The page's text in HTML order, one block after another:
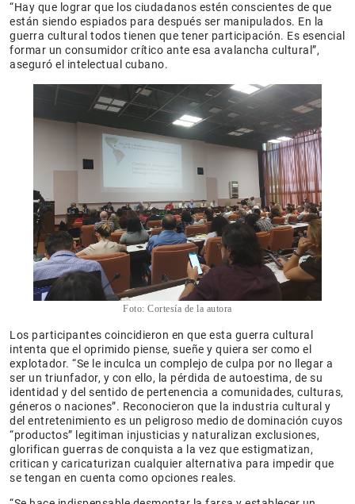
“Hay que lograr que los ciudadanos estén conscientes de que
están siendo espiados para después ser manipulados. En la
guerra cultural todos tienen que tener participación. Es esencial
formar un consumidor crítico ante esa avalancha cultural”,
aseguró el intelectual cubano.
Foto: Cortesía de la autora
Los participantes coincidieron en que esta guerra cultural
intenta que el oprimido piense, sueñe y quiera ser como el
explotador. “Se le inculca un complejo de culpa por no llegar a
ser un triunfador, y con ello, la pérdida de autoestima, de su
identidad y del sentido de pertenencia a comunidades, culturas,
géneros o naciones”. Reconocieron que la industria cultural y
del entretenimiento es un peligroso medio de dominación cuyos
“productos” legitiman injusticias y naturalizan exclusiones,
glorifican guerras de conquista a la vez que estigmatizan,
critican y caricaturizan cualquier alternativa para impedir que
se tengan en cuenta como opciones reales.